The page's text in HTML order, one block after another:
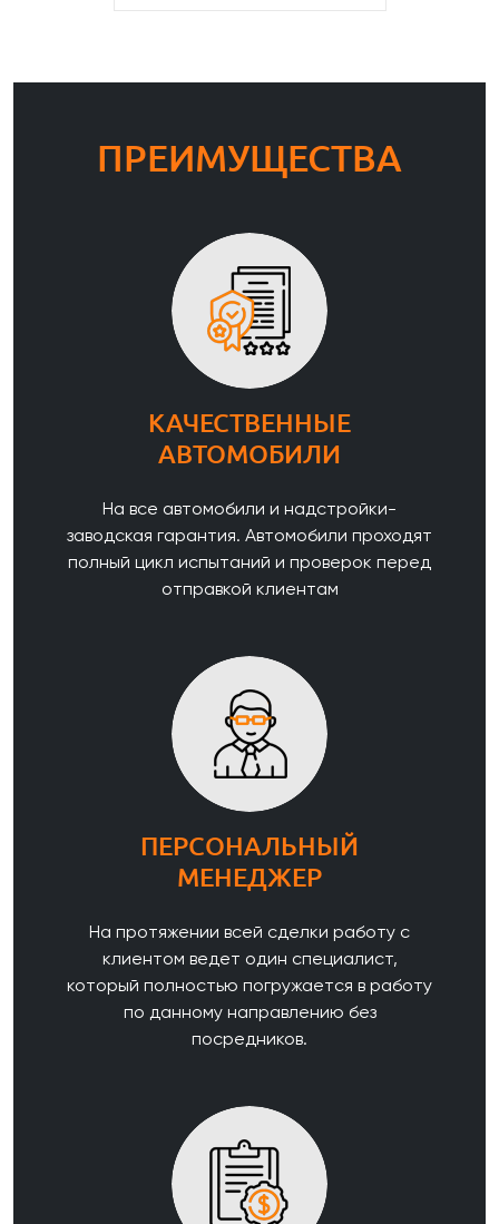
ПРЕИМУЩЕСТВА
КАЧЕСТВЕННЫЕ
АВТОМОБИЛИ
На все автомобили и надстройки-
заводская гарантия. Автомобили проходят
полный цикл испытаний и проверок перед
отправкой клиентам
ПЕРСОНАЛЬНЫЙ
МЕНЕДЖЕР
На протяжении всей сделки работу с
клиентом ведет один специалист,
который полностью погружается в работу
по данному направлению без
посредников.